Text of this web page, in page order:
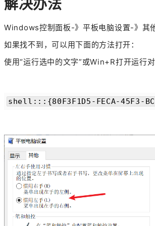
解决办法
Windows控制面板-》平板电脑设置-》其他
如果找不到，可以用下面的方法打开：
使用“运行选中的文字”或Win+R打开运行
shell:::{80F3F1D5-FECA-45F3-